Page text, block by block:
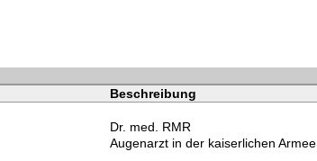
Beschreibung
Dr. med. RMR
Augenarzt in der kaiserlichen